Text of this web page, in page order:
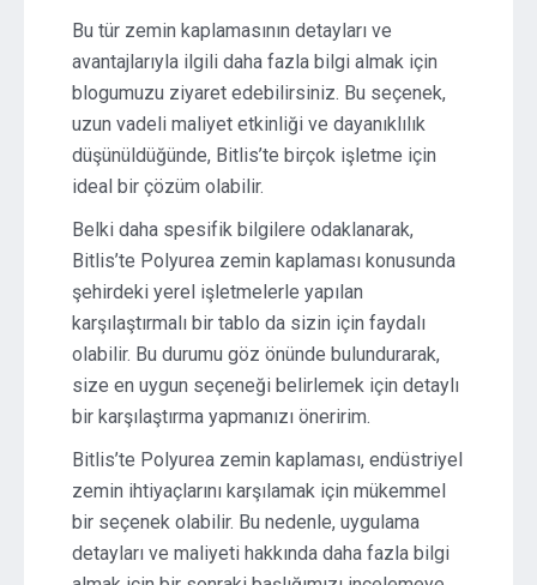
Bu tür zemin kaplamasının detayları ve
avantajlarıyla ilgili daha fazla bilgi almak için
blogumuzu ziyaret edebilirsiniz. Bu seçenek,
uzun vadeli maliyet etkinliği ve dayanıklılık
düşünüldüğünde, Bitlis’te birçok işletme için
ideal bir çözüm olabilir.
Belki daha spesifik bilgilere odaklanarak,
Bitlis’te Polyurea zemin kaplaması konusunda
şehirdeki yerel işletmelerle yapılan
karşılaştırmalı bir tablo da sizin için faydalı
olabilir. Bu durumu göz önünde bulundurarak,
size en uygun seçeneği belirlemek için detaylı
bir karşılaştırma yapmanızı öneririm.
Bitlis’te Polyurea zemin kaplaması, endüstriyel
zemin ihtiyaçlarını karşılamak için mükemmel
bir seçenek olabilir. Bu nedenle, uygulama
detayları ve maliyeti hakkında daha fazla bilgi